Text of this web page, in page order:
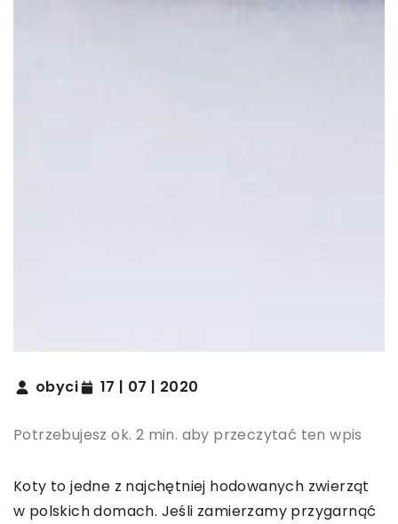
obyci 17 | 07 | 2020
Potrzebujesz ok. 2 min. aby przeczytać ten wpis
Koty to jedne z najchętniej hodowanych zwierząt
w polskich domach. Jeśli zamierzamy przygarnąć